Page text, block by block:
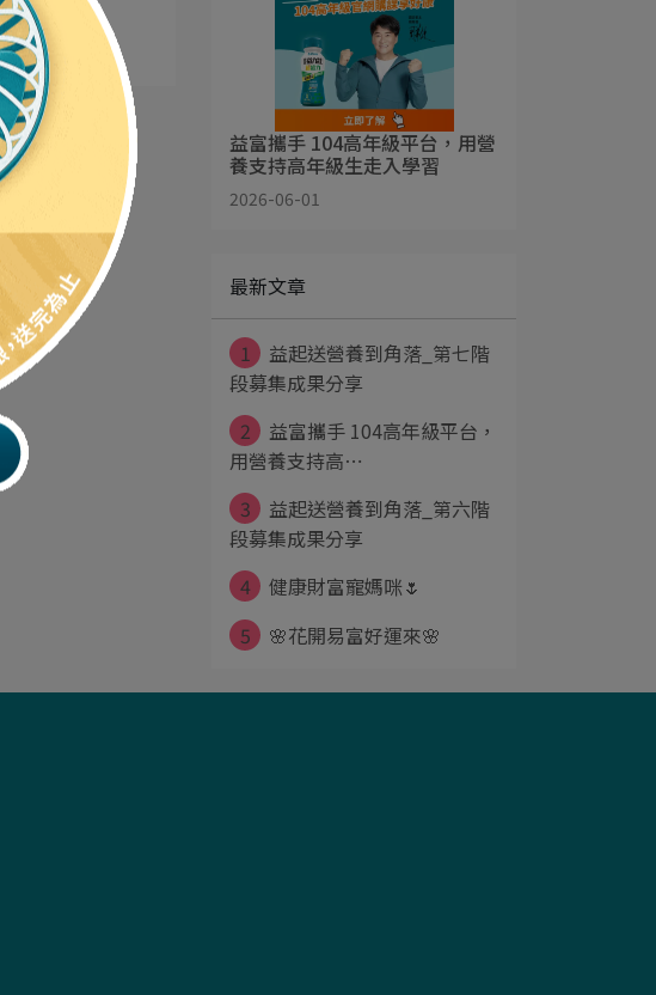
益富攜手 104高年級平台，用營
養支持高年級生走入學習
2026-06-01
最新文章
1
益起送營養到角落_第七階
段募集成果分享
2
益富攜手 104高年級平台，
用營養支持高⋯
3
益起送營養到角落_第六階
段募集成果分享
4
健康財富寵媽咪🌷
5
🌸花開易富好運來🌸